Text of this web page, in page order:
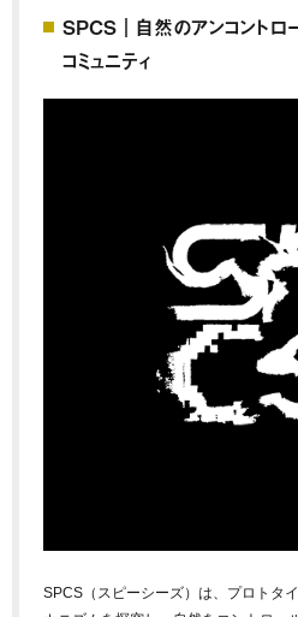
SPCS｜自然のアンコントロ
コミュニティ
SPCS（スピーシーズ）は、プロトタ